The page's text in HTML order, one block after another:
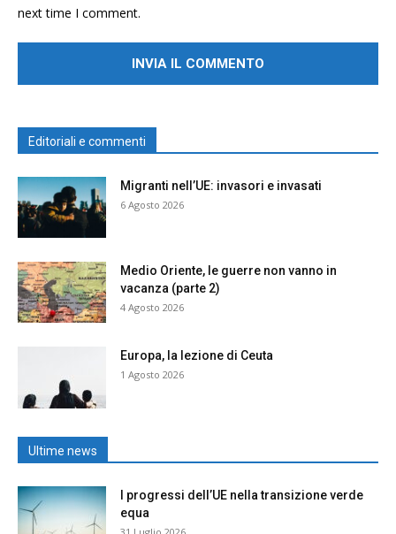
next time I comment.
Editoriali e commenti
Migranti nell’UE: invasori e invasati
6 Agosto 2026
Medio Oriente, le guerre non vanno in
vacanza (parte 2)
4 Agosto 2026
Europa, la lezione di Ceuta
1 Agosto 2026
Ultime news
I progressi dell’UE nella transizione verde
equa